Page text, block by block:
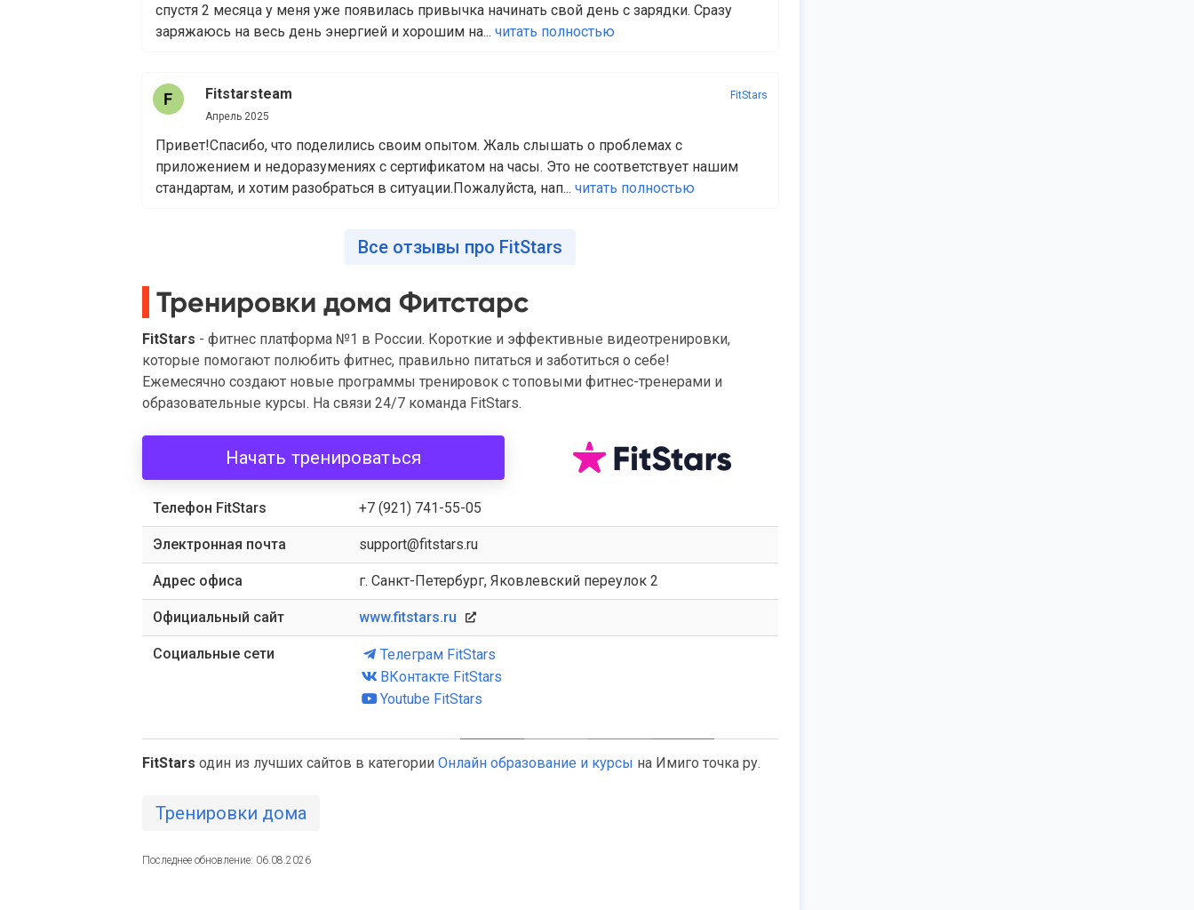
спустя 2 месяца у меня уже появилась привычка начинать свой день с зарядки. Сразу
заряжаюсь на весь день энергией и хорошим на... читать полностью
Fitstarsteam
Апрель 2025
FitStars
Привет!Спасибо, что поделились своим опытом. Жаль слышать о проблемах с
приложением и недоразумениях с сертификатом на часы. Это не соответствует нашим
стандартам, и хотим разобраться в ситуации.Пожалуйста, нап... читать полностью
Все отзывы про FitStars
Тренировки дома Фитстарс
FitStars - фитнес платформа №1 в России. Короткие и эффективные видеотренировки,
которые помогают полюбить фитнес, правильно питаться и заботиться о себе!
Ежемесячно создают новые программы тренировок с топовыми фитнес-тренерами и
образовательные курсы. На связи 24/7 команда FitStars.
Начать тренироваться
Телефон FitStars +7 (921) 741-55-05
Электронная почта support@fitstars.ru
Адрес офиса г. Санкт-Петербург, Яковлевский переулок 2
Официальный сайт www.fitstars.ru
Социальные сети
Телеграм FitStars
ВКонтакте FitStars
Youtube FitStars
FitStars один из лучших сайтов в категории Онлайн образование и курсы на Имиго точка ру.
Тренировки дома
Последнее обновление: 06.08.2026